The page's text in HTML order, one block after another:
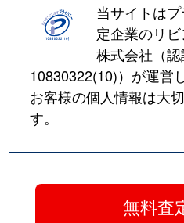
当サイトは
定企業のリ
株式会社（認
10830322(10)）が運営
お客様の個人情報は大
す。